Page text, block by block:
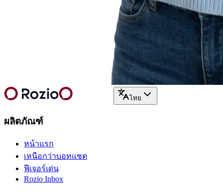
ไทย
ผลิตภัณฑ์
หน้าแรก
เหนือกว่าบอทแชต
ฟีเจอร์เด่น
Rozio Inbox